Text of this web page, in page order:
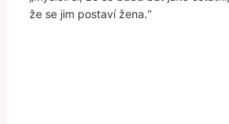
že se jim postaví žena.“